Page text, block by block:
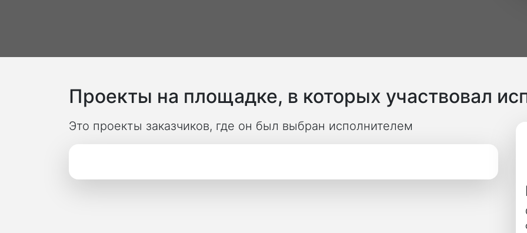
Проекты на площадке, в которых участвовал
Это проекты заказчиков, где он был выбран исполнителем